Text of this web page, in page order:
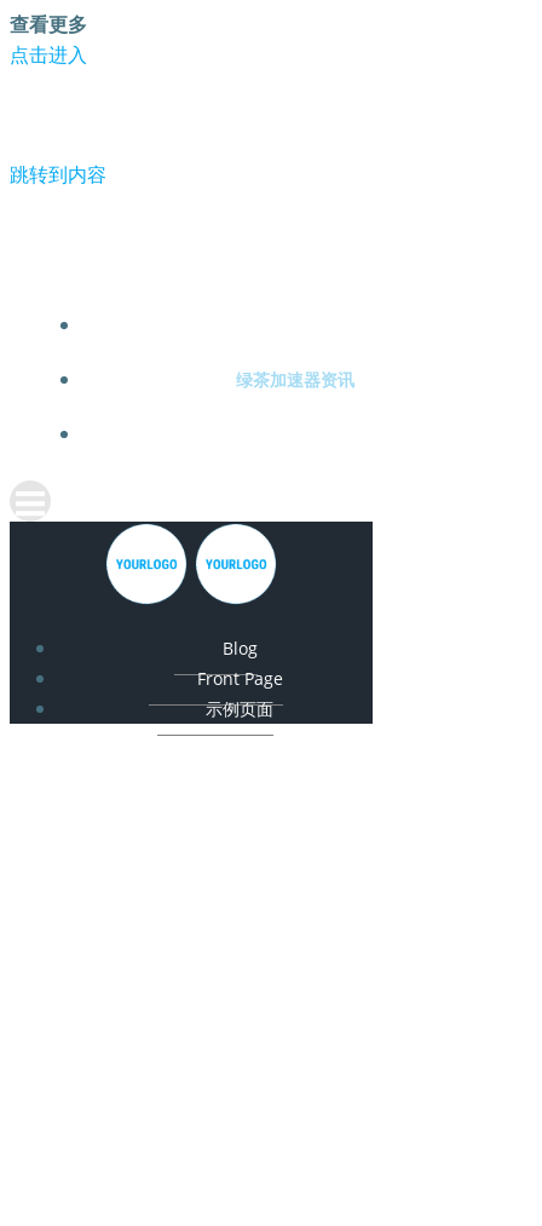
查看更多
点击进入
跳转到内容
绿茶加速器资讯
Blog
Front Page
示例页面